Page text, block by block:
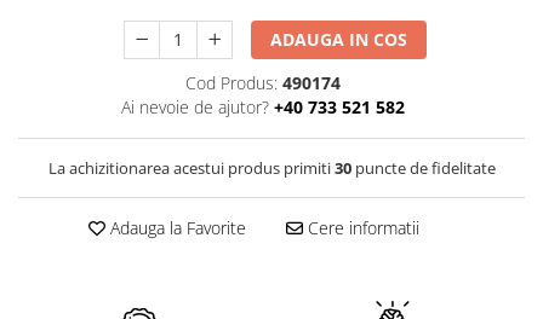
SETURI CHIUVETA DE BUCATARIE SI
BATERIE
SIFOANE MONARCH
SITE / COSURI INOX
ADAUGA IN COS
Cod Produs: 490174
Ai nevoie de ajutor? +40 733 521 582
La achizitionarea acestui produs primiti30puncte de fidelitate
Adauga la Favorite Cere informatii